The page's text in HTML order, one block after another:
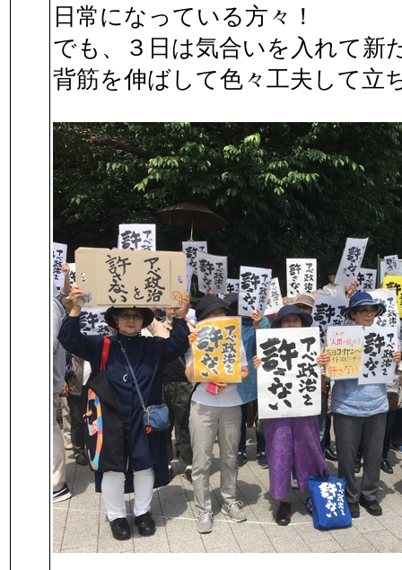
日常になっている方々！
でも、３日は気合いを入れて新
背筋を伸ばして色々工夫して立